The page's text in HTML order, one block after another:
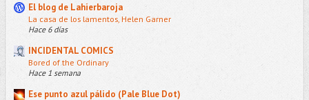
El blog de Lahierbaroja
La casa de los lamentos, Helen Garner
Hace 6 días
INCIDENTAL COMICS
Bored of the Ordinary
Hace 1 semana
Ese punto azul pálido (Pale Blue Dot)